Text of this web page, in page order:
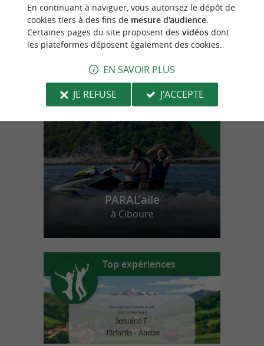
Un site préhistorique majeur en Pays Basque
n
o
t
r
e
c
o
u
p
d
e
c
o
e
u
r
PARAL'aile
à Ciboure
Top expériences
En continuant à naviguer, vous autorisez le dépôt de
cookies tiers à des fins de mesure d'audience.
Certaines pages du site proposent des vidéosdont
les plateformes déposent également des cookies.
EN SAVOIR PLUS
JE REFUSE
J'ACCEPTE